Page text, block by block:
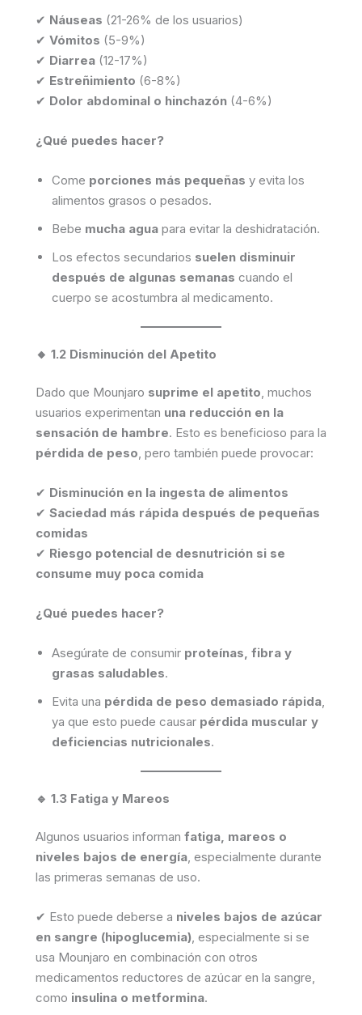
✔ Náuseas (21-26% de los usuarios)
✔ Vómitos (5-9%)
✔ Diarrea (12-17%)
✔ Estreñimiento (6-8%)
✔ Dolor abdominal o hinchazón (4-6%)
¿Qué puedes hacer?
Come porciones más pequeñas y evita los
alimentos grasos o pesados.
Bebe mucha agua para evitar la deshidratación.
Los efectos secundarios suelen disminuir
después de algunas semanas cuando el
cuerpo se acostumbra al medicamento.
🔸 1.2 Disminución del Apetito
Dado que Mounjaro suprime el apetito, muchos
usuarios experimentan una reducción en la
sensación de hambre. Esto es beneficioso para la
pérdida de peso, pero también puede provocar:
✔ Disminución en la ingesta de alimentos
✔ Saciedad más rápida después de pequeñas
comidas
✔ Riesgo potencial de desnutrición si se
consume muy poca comida
¿Qué puedes hacer?
Asegúrate de consumir proteínas, fibra y
grasas saludables.
Evita una pérdida de peso demasiado rápida,
ya que esto puede causar pérdida muscular y
deficiencias nutricionales.
🔹 1.3 Fatiga y Mareos
Algunos usuarios informan fatiga, mareos o
niveles bajos de energía, especialmente durante
las primeras semanas de uso.
✔ Esto puede deberse a niveles bajos de azúcar
en sangre (hipoglucemia), especialmente si se
usa Mounjaro en combinación con otros
medicamentos reductores de azúcar en la sangre,
como insulina o metformina.